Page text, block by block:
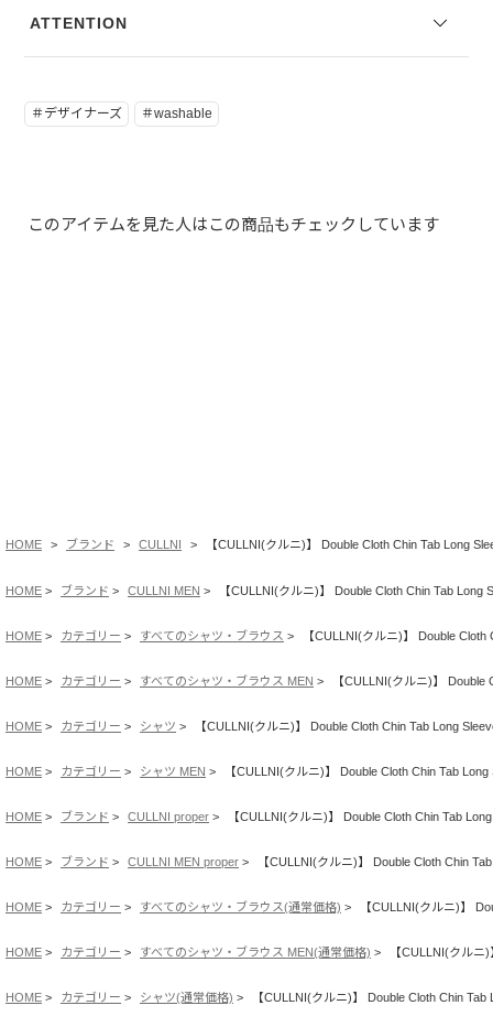
ATTENTION
＃デザイナーズ ＃washable
このアイテムを見た人はこの商品もチェックしています
HOME ブランド CULLNI 【CULLNI(クルニ)】 Double Cloth Chin Tab Long
HOME ブランド CULLNI MEN 【CULLNI(クルニ)】 Double Cloth Chin Tab Long
HOME カテゴリー すべてのシャツ・ブラウス 【CULLNI(クルニ)】 Double Cloth
HOME カテゴリー すべてのシャツ・ブラウス MEN 【CULLNI(クルニ)】 Double
HOME カテゴリー シャツ 【CULLNI(クルニ)】 Double Cloth Chin Tab Long
HOME カテゴリー シャツ MEN 【CULLNI(クルニ)】 Double Cloth Chin Tab Long
HOME ブランド CULLNI proper 【CULLNI(クルニ)】 Double Cloth Chin Tab
HOME ブランド CULLNI MEN proper 【CULLNI(クルニ)】 Double Cloth Chin
HOME カテゴリー すべてのシャツ・ブラウス(通常価格) 【CULLNI(クルニ)】
HOME カテゴリー すべてのシャツ・ブラウス MEN(通常価格) 【CULLNI(クルニ
HOME カテゴリー シャツ(通常価格) 【CULLNI(クルニ)】 Double Cloth Chin Tab